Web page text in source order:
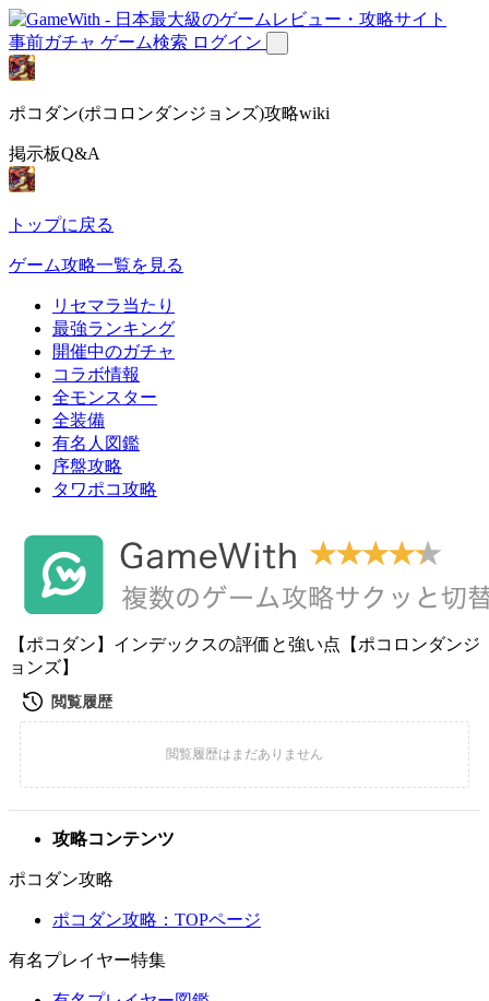
事前ガチャ ゲーム検索 ログイン
ポコダン(ポコロンダンジョンズ)攻略wiki
掲示板Q&A
トップに戻る
ゲーム攻略一覧を見る
リセマラ当たり
最強ランキング
開催中のガチャ
コラボ情報
全モンスター
全装備
有名人図鑑
序盤攻略
タワポコ攻略
【ポコダン】インデックスの評価と強い点【ポコロンダンジ
ョンズ】
攻略コンテンツ
ポコダン攻略
ポコダン攻略：TOPページ
有名プレイヤー特集